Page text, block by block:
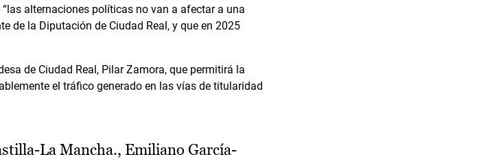
alternaciones políticas no van a afectar a una
de la Diputación de Ciudad Real, y que en 2025
de Ciudad Real, Pilar Zamora, que permitirá la
el tráfico generado en las vías de titularidad
La Mancha., Emiliano García-